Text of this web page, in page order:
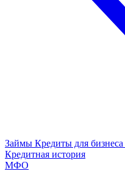
Займы Кредиты для бизнеса
Кредитная история
МФО